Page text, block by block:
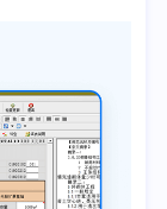
》(黔东南建通
作业吊篮安全
(黔建建字